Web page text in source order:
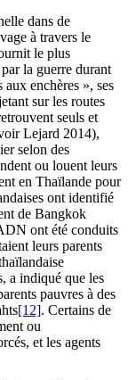
dans de
à travers le
le plus
la guerre durant
aux enchères », ses
sur les routes
seuls et
Lejard 2014),
selon des
ou louent leurs
en Thaïlande pour
ont identifié
de Bangkok
ont été conduits
leurs parents
a indiqué que les
pauvres à des
[12]. Certains de
ou
et les agents